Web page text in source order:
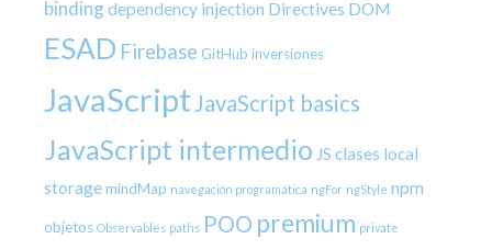
binding dependency injection Directives DOM
ESAD Firebase GitHub inversiones
JavaScriptJavaScript basics
JavaScript intermedio JS clases local
storagemindMap navegación programática ngFor ngStyle npm
objetos Observables paths POO premium private